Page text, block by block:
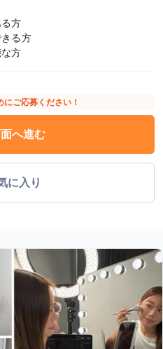
方
る方
方
にご応募ください！
へ進む
に入り